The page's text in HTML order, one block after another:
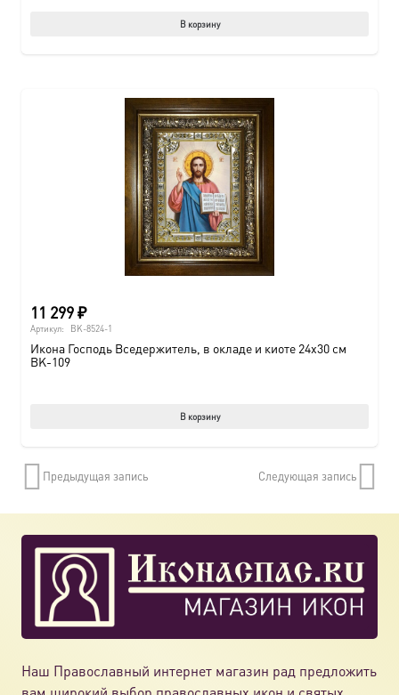
В корзину
11 299₽
Артикул: BK-8524-1
Икона Господь Вседержитель, в окладе и киоте 24х30 см
BK-109
В корзину
Предыдущая запись Следующая запись
Наш Православный интернет магазин рад предложить